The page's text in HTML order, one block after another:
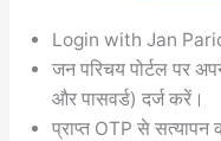
Login with Jan
जन परिचय पोर्टल पर
और पासवर्ड) दर्ज करें।
प्राप्त OTP से